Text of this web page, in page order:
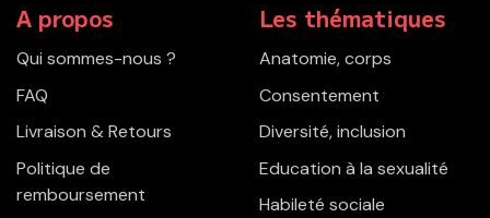
A propos
Qui sommes-nous ?
FAQ
Livraison & Retours
Politique de
remboursement
Les thématiques
Anatomie, corps
Consentement
Diversité, inclusion
Education à la sexualité
Habileté sociale